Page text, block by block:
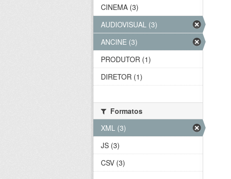
CINEMA (3)
AUDIOVISUAL (3)
ANCINE (3)
PRODUTOR (1)
DIRETOR (1)
Formatos
XML (3)
JS (3)
CSV (3)